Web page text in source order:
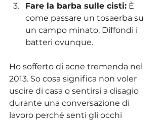
Fare la barba sulle cisti: È
come passare un tosaerba su
un campo minato. Diffondi i
batteri ovunque.
Ho sofferto di acne tremenda nel
2013. So cosa significa non voler
uscire di casa o sentirsi a disagio
durante una conversazione di
lavoro perché senti gli occhi